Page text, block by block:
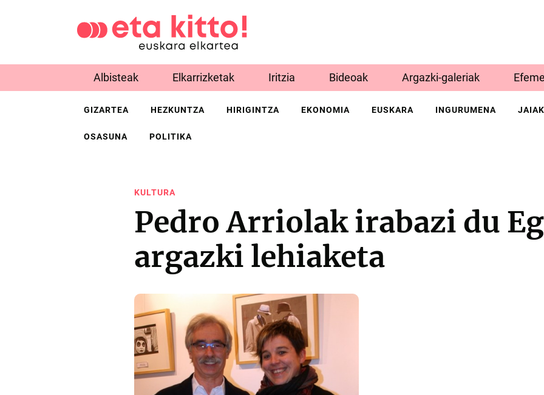
Albisteak Elkarrizketak Iritzia Bideoak Argazki-galeriak
GIZARTEA HEZKUNTZA HIRIGINTZA EKONOMIA EUSKARA INGURUMENA JAIAK
OSASUNA POLITIKA
KULTURA
Pedro Arriolak irabazi du
argazki lehiaketa